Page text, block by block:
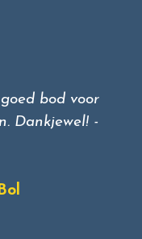
bod voor
Dankjewel! -